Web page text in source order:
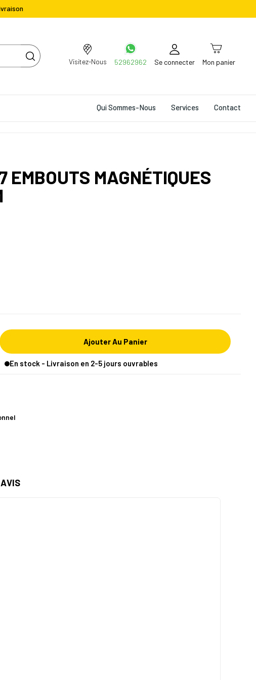
Visitez-Nous 52962962 Se connecter Mon panier
Qui Sommes-Nous Services Contact
EMBOUTS MAGNÉTIQUES
Ajouter Au Panier
En stock - Livraison en 2-5 jours ouvrables
AVIS